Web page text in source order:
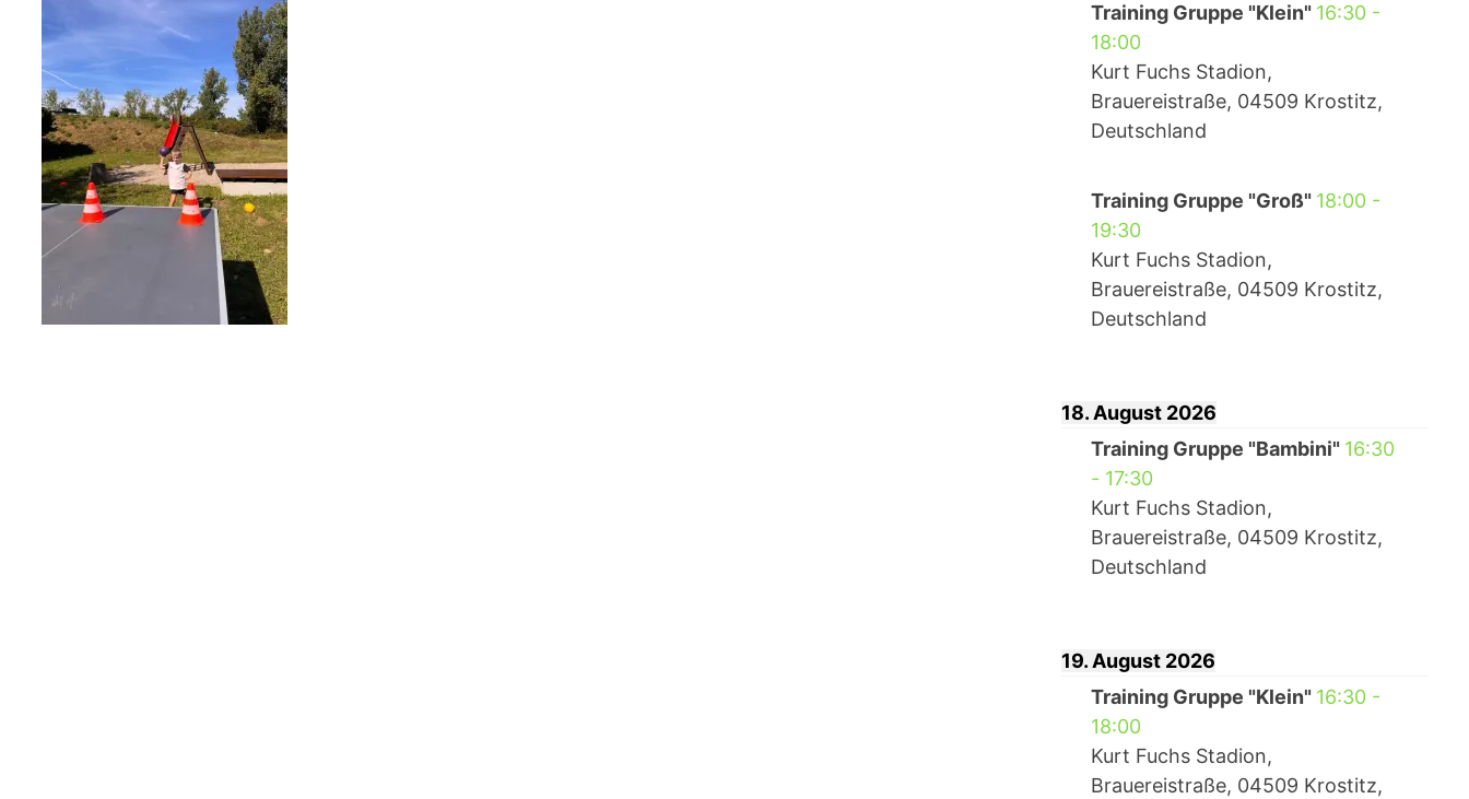
Training Gruppe "Klein" 16:30-
18:00
Kurt Fuchs Stadion,
Brauereistraße, 04509 Krostitz,
Deutschland
Training Gruppe "Groß" 18:00-
19:30
Kurt Fuchs Stadion,
Brauereistraße, 04509 Krostitz,
Deutschland
18. August 2026
Training Gruppe "Bambini" 16:30
- 17:30
Kurt Fuchs Stadion,
Brauereistraße, 04509 Krostitz,
Deutschland
19. August 2026
Training Gruppe "Klein" 16:30-
18:00
Kurt Fuchs Stadion,
Brauereistraße, 04509 Krostitz,